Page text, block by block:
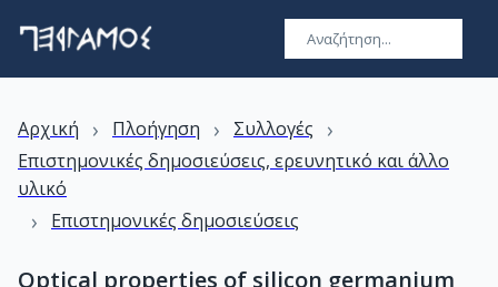
Αρχική › Πλοήγηση › Συλλογές ›
Επιστημονικές δημοσιεύσεις, ερευνητικό και άλλο
υλικό
› Επιστημονικές δημοσιεύσεις
Optical properties of silicon germanium